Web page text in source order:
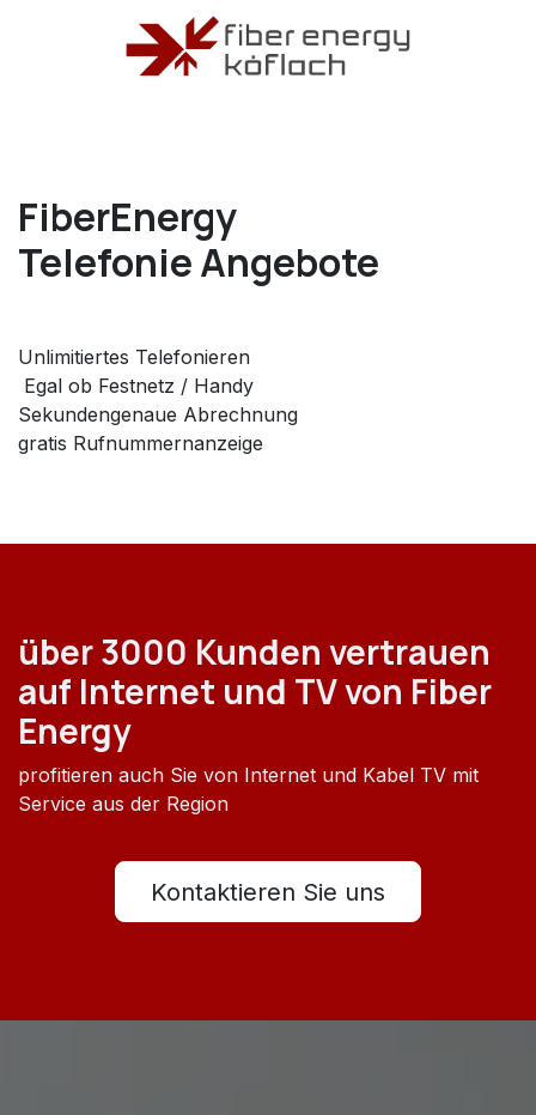
FiberEnergy
Telefonie Angebote
Unlimitiertes Telefonieren
Egal ob Festnetz / Handy
Sekundengenaue Abrechnung
gratis Rufnummernanzeige
über 3000 Kunden vertrauen
auf Internet und TV von Fiber
Energy
profitieren auch Sie von Internet und Kabel TV mit
Service aus der Region
Kontaktieren Sie uns